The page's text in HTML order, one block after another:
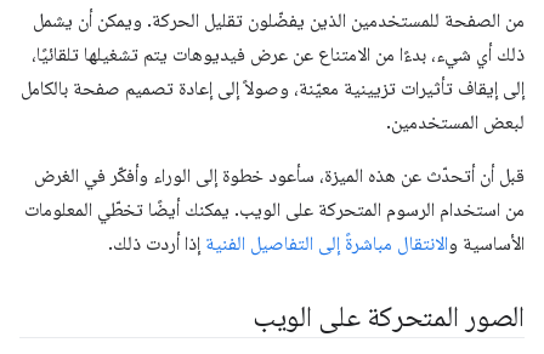
من الصفحة للمستخدمين الذين يفضّلون تقليل الحركة. ويمكن أن يشمل
ذلك أي شيء، بدءًا من الامتناع عن عرض فيديوهات يتم تشغيلها تلقائيًا،
إلى إيقاف تأثيرات تزيينية معيّنة، وصولاً إلى إعادة تصميم صفحة بالكامل
لبعض المستخدمين.
قبل أن أتحدّث عن هذه الميزة، سأعود خطوة إلى الوراء وأفكّر في الغرض
من استخدام الرسوم المتحركة على الويب. يمكنك أيضًا تخطّي المعلومات
الأساسية والانتقال مباشرةً إلى التفاصيل الفنية إذا أردت ذلك.
الصور المتحركة على الويب